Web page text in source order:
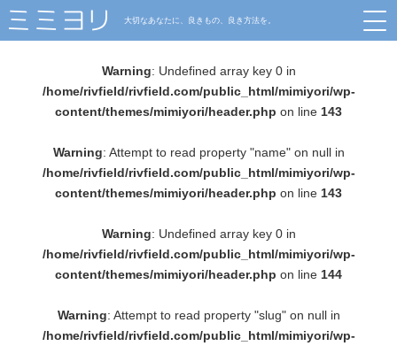
大切なあなたに、良きもの、良き方法を。
Warning: Undefined array key 0 in
/home/rivfield/rivfield.com/public_html/mimiyori/wp-
content/themes/mimiyori/header.php on line 143
Warning: Attempt to read property "name" on null in
/home/rivfield/rivfield.com/public_html/mimiyori/wp-
content/themes/mimiyori/header.php on line 143
Warning: Undefined array key 0 in
/home/rivfield/rivfield.com/public_html/mimiyori/wp-
content/themes/mimiyori/header.php on line 144
Warning: Attempt to read property "slug" on null in
/home/rivfield/rivfield.com/public_html/mimiyori/wp-